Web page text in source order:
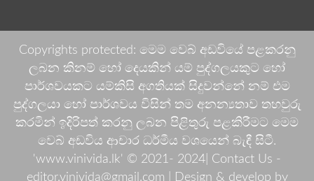
Copyrights protected: මෙම වෙබ් අඩවියේ පළකරනු
ලබන කිනම් හෝ දෙයකින් යම් පුද්ගලයකුට හෝ
පාර්ශවයකට යම්කිසි අගතියක් සිදුවන්නේ නම් එම
පුද්ගලයා හෝ පාර්ශවය විසින් තම අනන්‍යතාව තහවුරු
කරමින් ඉදිරිපත් කරනු ලබන පිළිතුරු පළකිරීමට මෙම
වෙබ් අඩවිය ආචාර ධර්මීය වශයෙන් බැඳී සිටී.
'www.vinivida.lk' © 2021- 2024| Contact Us -
editor.vinivida@gmail.com |
Design & develop by